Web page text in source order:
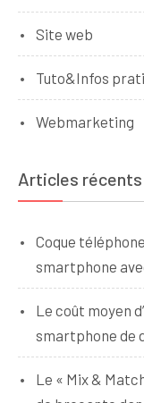
Site web
Tuto&Infos
Webmarketing
Articles récents
Coque
smartphone
Le coût moyen
smartphone de
Le « Mix &